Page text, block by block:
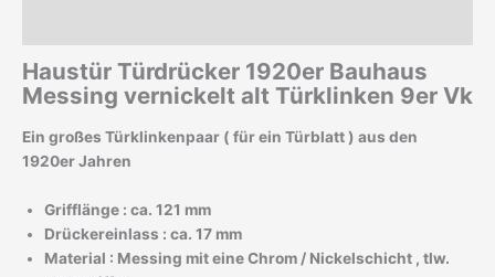
Haustür Türdrücker 1920er Bauhaus
Messing vernickelt alt Türklinken 9er Vk
Ein großes Türklinkenpaar ( für ein Türblatt ) aus den
1920er Jahren
Grifflänge : ca. 121 mm
Drückereinlass : ca. 17 mm
Material : Messing mit eine Chrom / Nickelschicht , tlw.